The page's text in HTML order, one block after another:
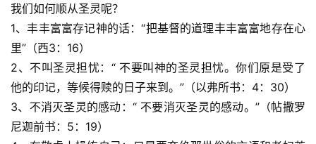
我们如何顺从圣灵呢？
1、丰丰富富存记神的话：“把基督的道理丰丰富富地存在心
里”（西3：16）
2、不叫圣灵担忧：“ 不要叫神的圣灵担忧。你们原是受了
他的印记，等候得赎的日子来到。”（以弗所书：4：30）
3、不消灭圣灵的感动：“ 不要消灭圣灵的感动。”（帖撒罗
尼迦前书：5：19）